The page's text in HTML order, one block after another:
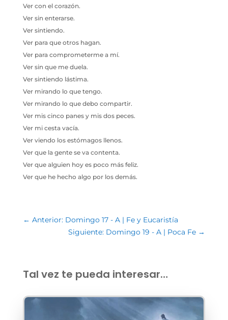
Ver con el corazón.
Ver sin enterarse.
Ver sintiendo.
Ver para que otros hagan.
Ver para comprometerme a mí.
Ver sin que me duela.
Ver sintiendo lástima.
Ver mirando lo que tengo.
Ver mirando lo que debo compartir.
Ver mis cinco panes y mis dos peces.
Ver mi cesta vacía.
Ver viendo los estómagos llenos.
Ver que la gente se va contenta.
Ver que alguien hoy es poco más feliz.
Ver que he hecho algo por los demás.
← Anterior: Domingo 17 - A | Fe y Eucaristía
Siguiente: Domingo 19 - A | Poca Fe →
Tal vez te pueda interesar…